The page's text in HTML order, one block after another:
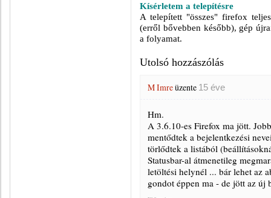
Kísérletem a telepítésre
A telepített "összes" firefox
(erről bővebben később), gép
a folyamat.
Utolsó hozzászólás
M Imreüzente 15 éve
Hm.
A 3.6.10-es Firefox ma jött.
mentődtek a bejelentkezési
törlődtek a listából
Statusbar-al átmenetileg
letöltési helynél ... bár lehet az
gondot éppen ma - de jött az új